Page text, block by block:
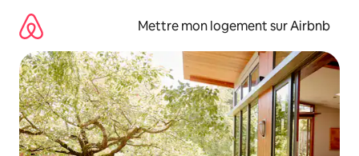
directement
contenu
Mettre mon logement sur Airbnb